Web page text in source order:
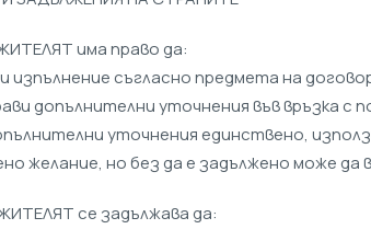
има право да:
изпълнение съгласно предмета на
допълнителни уточнения във връзка
уточнения единствено,
желание, но без да е задължено може
се задължава да: